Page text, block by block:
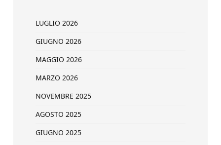
LUGLIO 2026
GIUGNO 2026
MAGGIO 2026
MARZO 2026
NOVEMBRE 2025
AGOSTO 2025
GIUGNO 2025